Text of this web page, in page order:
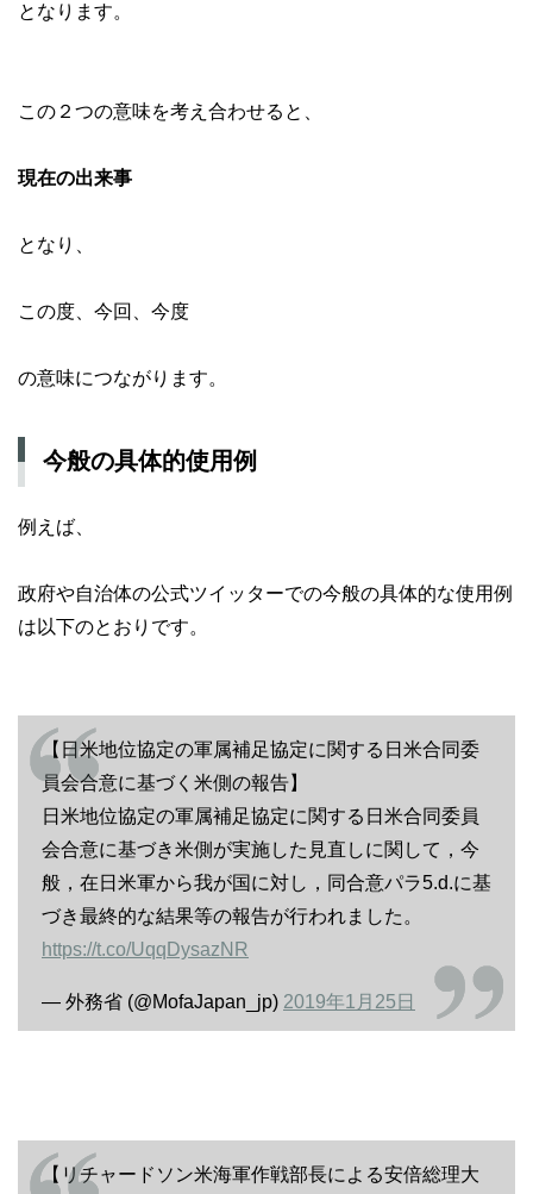
となります。
この２つの意味を考え合わせると、
現在の出来事
となり、
この度、今回、今度
の意味につながります。
今般の具体的使用例
例えば、
政府や自治体の公式ツイッターでの今般の具体的な使用例
は以下のとおりです。
【日米地位協定の軍属補足協定に関する日米合同委
員会合意に基づく米側の報告】
日米地位協定の軍属補足協定に関する日米合同委員
会合意に基づき米側が実施した見直しに関して，今
般，在日米軍から我が国に対し，同合意パラ5.d.に基
づき最終的な結果等の報告が行われました。
https://t.co/UqqDysazNR
— 外務省 (@MofaJapan_jp) 2019年1月25日
【リチャードソン米海軍作戦部長による安倍総理大